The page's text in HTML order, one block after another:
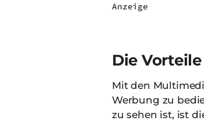
Anzeige
Die Vorteile
Mit den
Werbung zu
zu sehen ist, ist